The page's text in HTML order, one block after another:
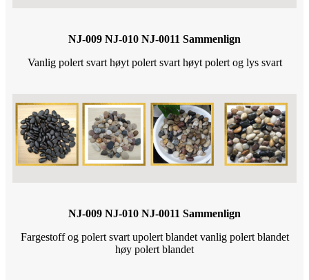
NJ-009 NJ-010 NJ-0011 Sammenlign
Vanlig polert svart høyt polert svart høyt polert og lys svart
NJ-009 NJ-010 NJ-0011 Sammenlign
Fargestoff og polert svart upolert blandet vanlig polert blandet
høy polert blandet